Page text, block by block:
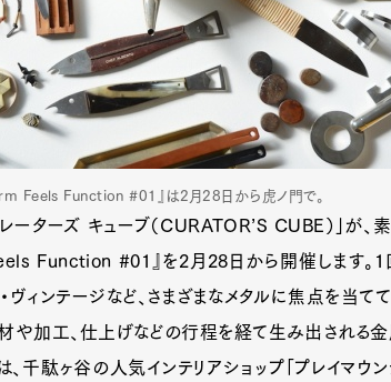
Feels Function #01』は2月28日から虎ノ門で。
レーターズ キューブ（CURATOR’S CUBE）」が
Function #01』を2月28日から開催します。1
・ヴィンテージなど、さまざまなメタルに焦点を当
材や加工、仕上げなどの行程を経て生み出される
、千駄ヶ谷の人気インテリアショップ「プレイマウ